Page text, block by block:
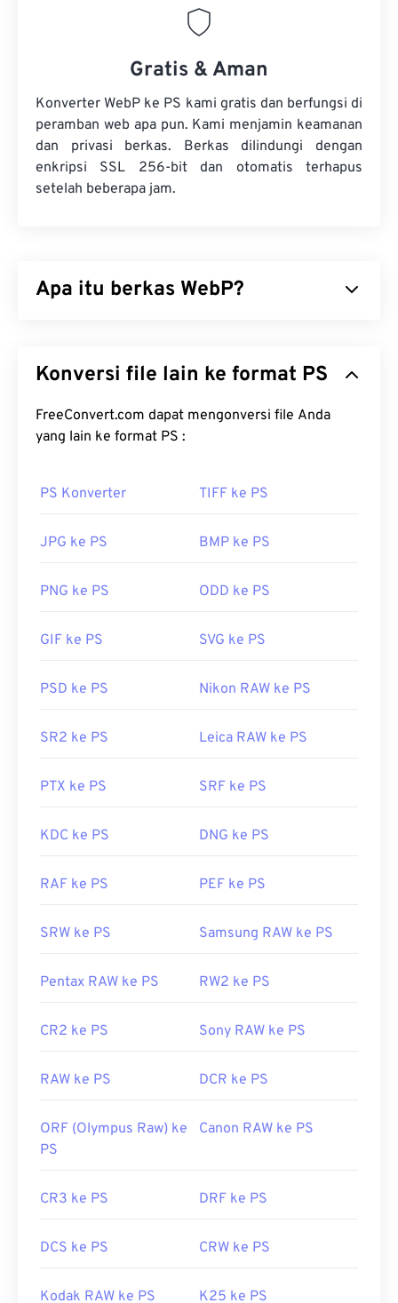
Gratis & Aman
Konverter WebP ke PS kami gratis dan berfungsi di
peramban web apa pun. Kami menjamin keamanan
dan privasi berkas. Berkas dilindungi dengan
enkripsi SSL 256-bit dan otomatis terhapus
setelah beberapa jam.
Apa itu berkas WebP?
menghasilkan gambar yang ideal untuk halaman
hingga 30 persen lebih kecil daripada berkasJPEG
(JPG) danPortable Network Graphics (PNG)
seluler.
Bagaimana cara membuka berkas
berbagai platform. Berkas WebP juga terbuka
Chrome, semua peramban web lain mendukung
Alternatif penampil gratis yang bisa dicoba adalah
PaintShop Pro
. Sebelum menggunakan
pastikan Anda telah memasang plugin untuk
Dikembangkan oleh:
Google
Tautan yang berguna:
WebP
Alat WebP Terkait:
dari gambar WebP
Konversi file lain ke format PS
FreeConvert.com dapat mengonversi file Anda
yang lain ke format PS :
PS Konverter TIFF ke PS
JPG ke PS BMP ke PS
PNG ke PS ODD ke PS
GIF ke PS SVG ke PS
PSD ke PS Nikon RAW ke PS
SR2 ke PS Leica RAW ke PS
PTX ke PS SRF ke PS
KDC ke PS DNG ke PS
RAF ke PS PEF ke PS
SRW ke PS Samsung RAW ke PS
Pentax RAW ke PS RW2 ke PS
CR2 ke PS Sony RAW ke PS
RAW ke PS DCR ke PS
ORF (Olympus Raw) ke
PS
Canon RAW ke PS
CR3 ke PS DRF ke PS
DCS ke PS CRW ke PS
Kodak RAW ke PS K25 ke PS